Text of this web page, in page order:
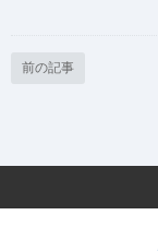
前の記事